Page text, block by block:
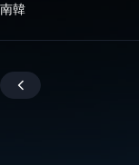
南韓